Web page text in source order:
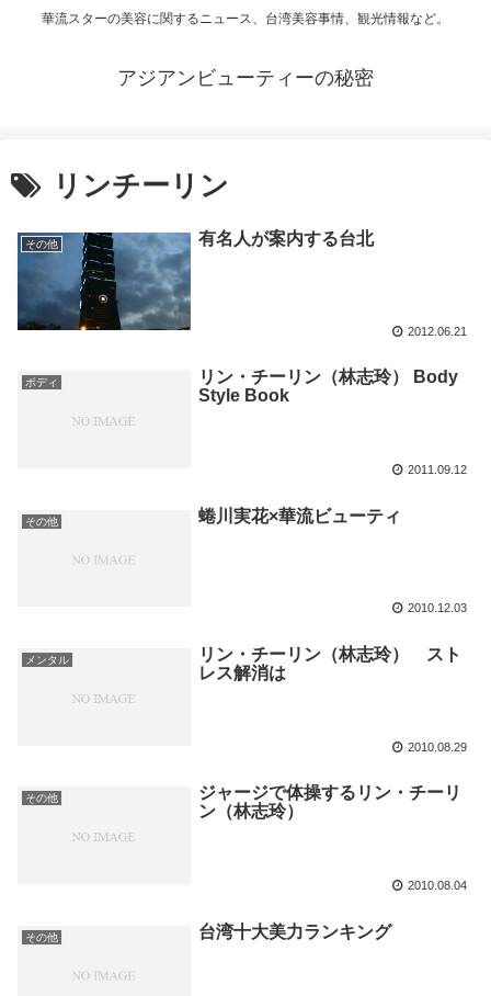
華流スターの美容に関するニュース、台湾美容事情、観光情報など。
アジアンビューティーの秘密
リンチーリン
その他 有名人が案内する台北
2012.06.21
ボディ
リン・チーリン（林志玲） Body
Style Book
2011.09.12
その他 蜷川実花×華流ビューティ
2010.12.03
メンタル
リン・チーリン（林志玲） スト
レス解消は
2010.08.29
その他
ジャージで体操するリン・チーリ
ン（林志玲）
2010.08.04
その他 台湾十大美力ランキング